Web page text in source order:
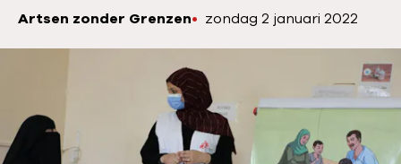
A
u
u
Artsen zonder Grenzen
P
l
i
c
a
zondag 2 januari 2022